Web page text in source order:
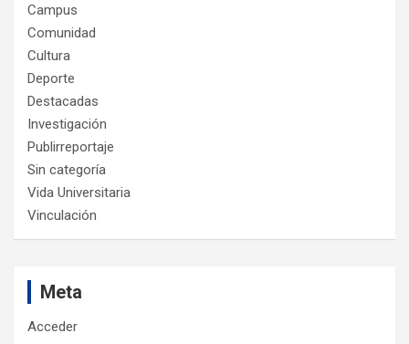
Campus
Comunidad
Cultura
Deporte
Destacadas
Investigación
Publirreportaje
Sin categoría
Vida Universitaria
Vinculación
Meta
Acceder